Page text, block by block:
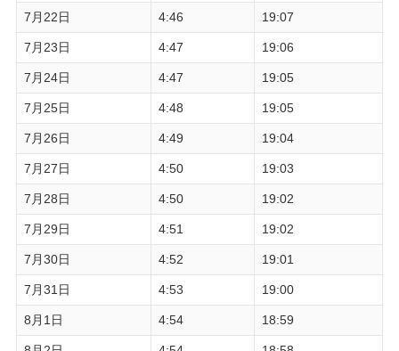
7月22日 4:46 19:07
7月23日 4:47 19:06
7月24日 4:47 19:05
7月25日 4:48 19:05
7月26日 4:49 19:04
7月27日 4:50 19:03
7月28日 4:50 19:02
7月29日 4:51 19:02
7月30日 4:52 19:01
7月31日 4:53 19:00
8月1日 4:54 18:59